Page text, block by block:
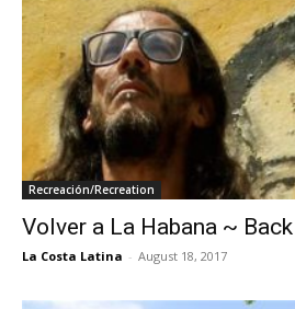
Recreación/Recreation
Volver a La Habana ~
La Costa Latina - August 18, 2017